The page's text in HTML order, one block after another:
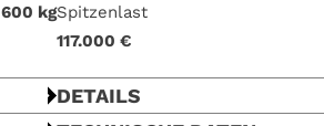
600 kgSpitzenlast
117.000 €
DETAILS